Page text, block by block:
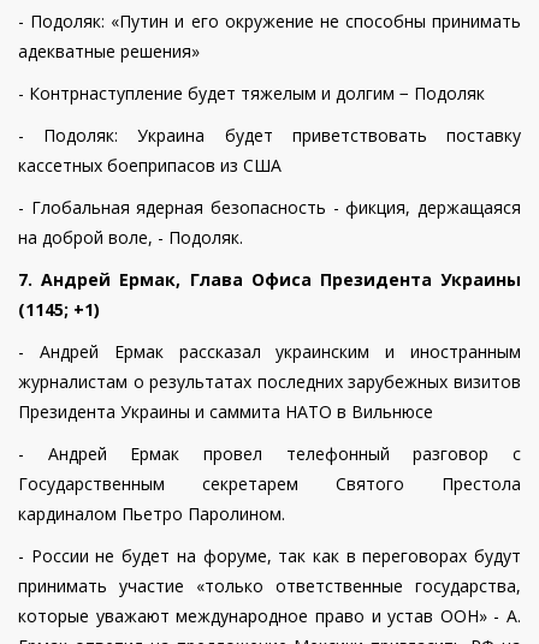
- Подоляк: «Путин и его окружение не способны принимать
адекватные решения»
- Контрнаступление будет тяжелым и долгим − Подоляк
- Подоляк: Украина будет приветствовать поставку
кассетных боеприпасов из США
- Глобальная ядерная безопасность - фикция, держащаяся
на доброй воле, - Подоляк.
7.Андрей Ермак, Глава Офиса Президента Украины
(1145; +1)
- Андрей Ермак рассказал украинским и иностранным
журналистам о результатах последних зарубежных визитов
Президента Украины и саммита НАТО в Вильнюсе
- Андрей Ермак провел телефонный разговор с
Государственным секретарем Святого Престола
кардиналом Пьетро Паролином.
- России не будет на форуме, так как в переговорах будут
принимать участие «только ответственные государства,
которые уважают международное право и устав ООН» - А.